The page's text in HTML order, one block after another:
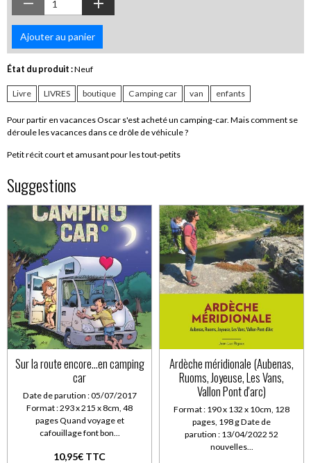
Ajouter au panier
État du produit :Neuf
Livre LIVRES boutique Camping car van enfants
Pour partir en vacances Oscar s'est acheté un camping-car. Mais comment se
déroule les vacances dans ce drôle de véhicule ?
Petit récit court et amusant pour les tout-petits
Suggestions
Sur la route encore...en camping
car
Date de parution : 05/07/2017
Format : 293 x 215 x 8cm, 48
pages Quand voyage et
cafouillage font bon...
10,95€ TTC
Ardèche méridionale (Aubenas,
Ruoms, Joyeuse, Les Vans,
Vallon Pont d'arc)
Format : 190 x 132 x 10cm, 128
pages, 198 g Date de
parution : 13/04/2022 52
nouvelles...